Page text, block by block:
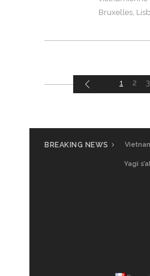
Bruxelles,
1 2 3
BREAKING NEWS UGVF